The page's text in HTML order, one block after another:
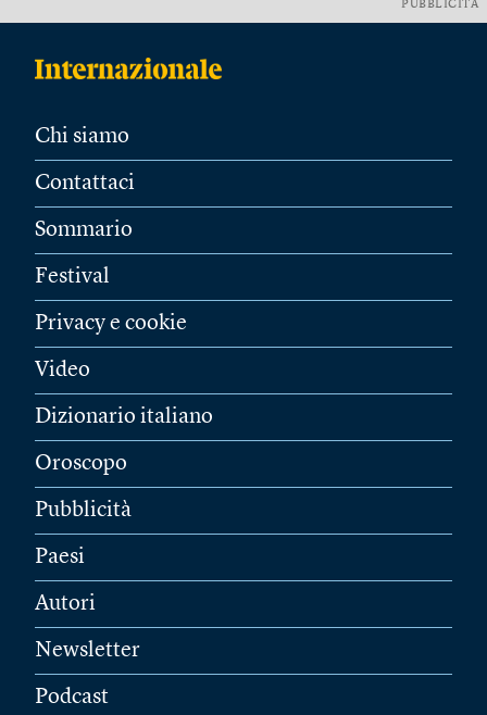
PUBBLICITÀ
Chi siamo
Contattaci
Sommario
Festival
Privacy e cookie
Video
Dizionario italiano
Oroscopo
Pubblicità
Paesi
Autori
Newsletter
Podcast